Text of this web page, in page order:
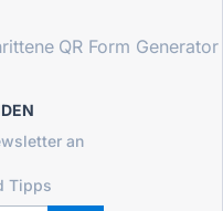
QR Form
an
Tipps